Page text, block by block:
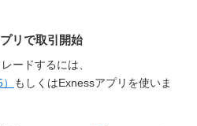
リで取引開始
ードするには、
もしくはExnessアプリを使いま